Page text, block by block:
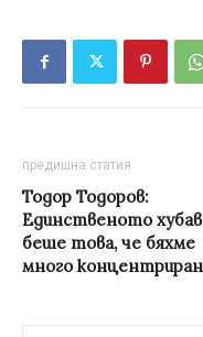
предишна статия
Тодор Тодоров:
Единственото
беше това, че бяхме
много